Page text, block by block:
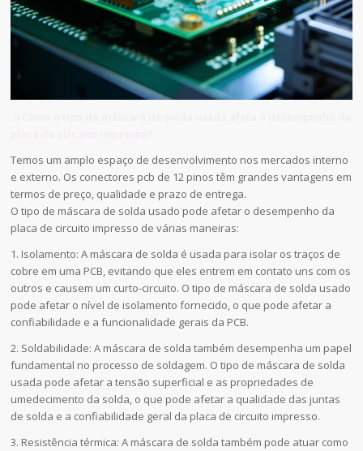
Temos um amplo espaço de desenvolvimento nos mercados interno
e externo. Os conectores pcb de 12 pinos têm grandes vantagens em
termos de preço, qualidade e prazo de entrega.
O tipo de máscara de solda usado pode afetar o desempenho da
placa de circuito impresso de várias maneiras:
1. Isolamento: A máscara de solda é usada para isolar os traços de
cobre em uma PCB, evitando que eles entrem em contato uns com os
outros e causem um curto-circuito. O tipo de máscara de solda usado
pode afetar o nível de isolamento fornecido, o que pode afetar a
confiabilidade e a funcionalidade gerais da PCB.
2. Soldabilidade: A máscara de solda também desempenha um papel
fundamental no processo de soldagem. O tipo de máscara de solda
usada pode afetar a tensão superficial e as propriedades de
umedecimento da solda, o que pode afetar a qualidade das juntas
de solda e a confiabilidade geral da placa de circuito impresso.
3. Resistência térmica: A máscara de solda também pode atuar como